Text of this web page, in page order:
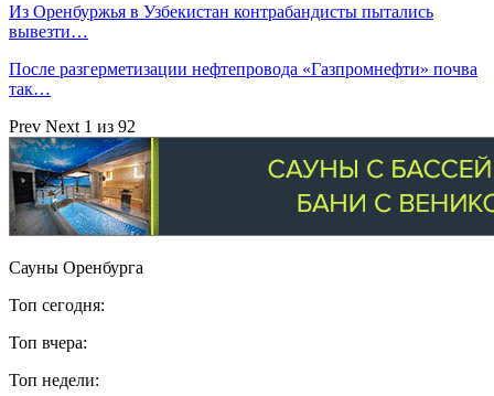
Из Оренбуржья в Узбекистан контрабандисты пытались
вывезти…
После разгерметизации нефтепровода «Газпромнефти» почва
так…
Prev Next 1 из 92
Сауны Оренбурга
Топ сегодня:
Топ вчера:
Топ недели: